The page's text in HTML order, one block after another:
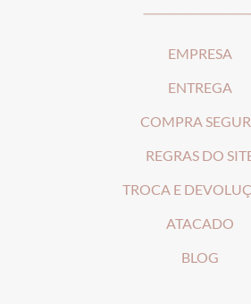
EMPRESA
ENTREGA
COMPRA
REGRAS DO
TROCA E
ATACADO
BLOG